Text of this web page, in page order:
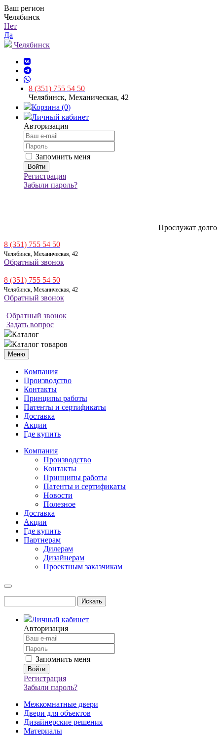
Ваш регион
Челябинск
Нет
Да
Челябинск
8 (351) 755 54 50
Челябинск, Механическая, 42
Корзина (0)
Личный кабинет
Авторизация
Запомнить меня
Регистрация
Забыли пароль?
Прослужат долго
8 (351) 755 54 50
Челябинск, Механическая, 42
Обратный звонок
8 (351) 755 54 50
Челябинск, Механическая, 42
Обратный звонок
Обратный звонок
Задать вопрос
Каталог
Каталог товаров
Меню
Компания
Производство
Контакты
Принципы работы
Патенты и сертификаты
Доставка
Акции
Где купить
Компания
Производство
Контакты
Принципы работы
Патенты и сертификаты
Новости
Полезное
Доставка
Акции
Где купить
Партнерам
Дилерам
Дизайнерам
Проектным заказчикам
Личный кабинет
Авторизация
Запомнить меня
Регистрация
Забыли пароль?
Межкомнатные двери
Двери для объектов
Дизайнерские решения
Материалы